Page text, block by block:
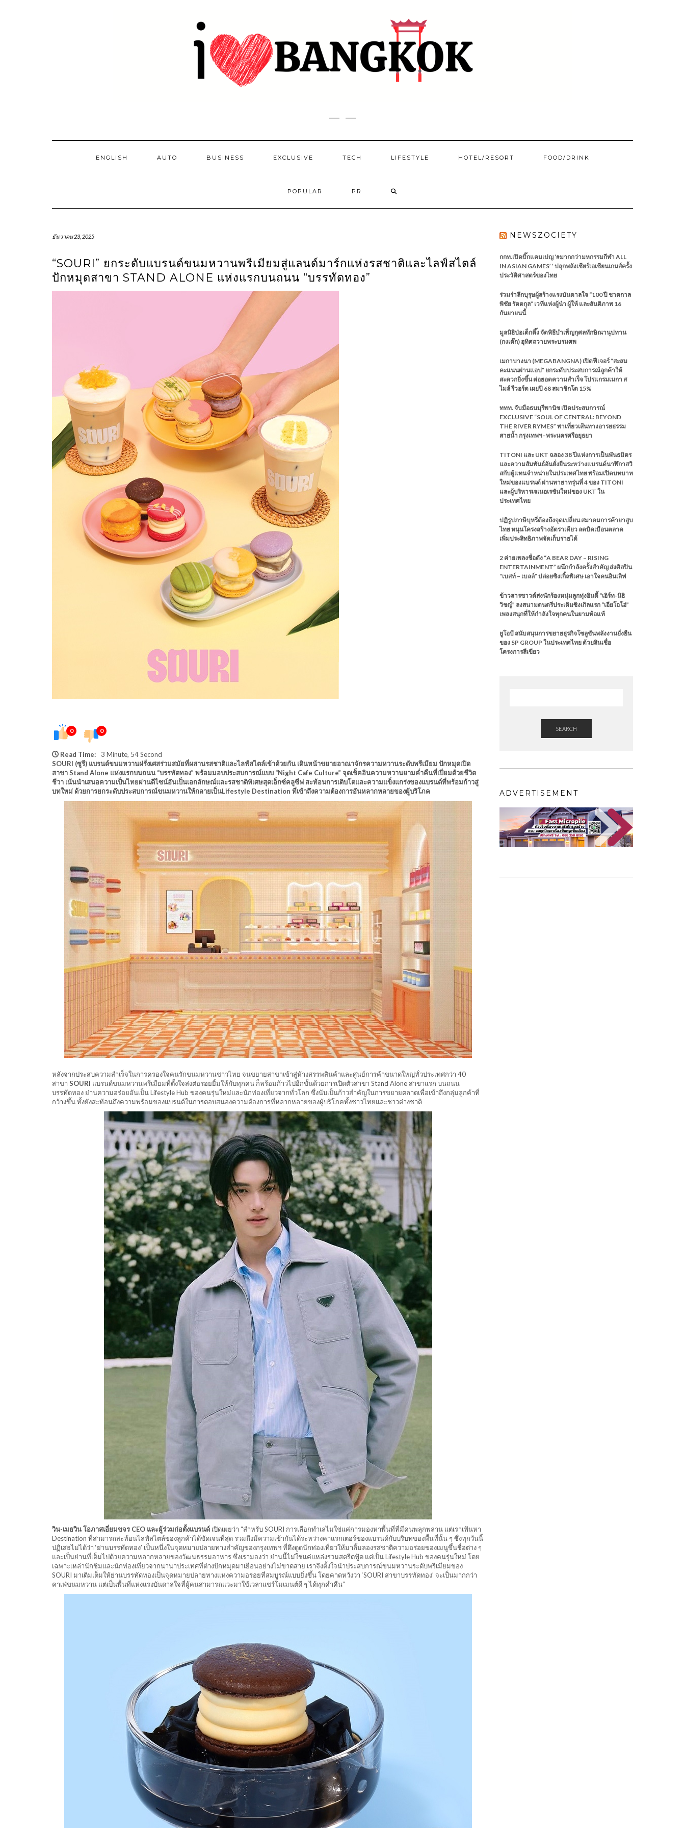
ENGLISH AUTO BUSINESS EXCLUSIVE TECH LIFESTYLE HOTEL/​RESORT FOOD/DRINK
POPULAR PR
ธันวาคม 23, 2025
“SOURI” ยกระดับแบรนด์ขนมหวานพรีเมียมสู่แลนด์มาร์กแห่งรสชาติและไลฟ์สไตล์
ปักหมุดสาขา STAND ALONE แห่งแรกบนถนน “บรรทัดทอง”
0 0
Read Time:
3 Minute, 54 Second
SOURI (ซูรี) แบรนด์ขนมหวานฝรั่งเศสร่วมสมัยที่ผสานรสชาติและไลฟ์สไตล์เข้าด้วยกัน เดินหน้าขยายอาณาจักรความหวานระดับพรีเมียม ปักหมุดเปิด
สาขา Stand Alone แห่งแรกบนถนน “บรรทัดทอง” พร้อมมอบประสบการณ์แบบ “Night Cafe Culture” จุดเช็คอินความหวานยามค่ำคืนที่เปี่ยมด้วยชีวิต
ชีวา เน้นนำเสนอความเป็นไทยผ่านดีไซน์อันเป็นเอกลักษณ์และรสชาติพิเศษสุดเอ็กซ์คลูซีฟ สะท้อนการเติบโตและความแข็งแกร่งของแบรนด์ที่พร้อมก้าวสู่
บทใหม่ ด้วยการยกระดับประสบการณ์ขนมหวานให้กลายเป็นLifestyle Destination ที่เข้าถึงความต้องการอันหลากหลายของผู้บริโภค
หลังจากประสบความสำเร็จในการครองใจคนรักขนมหวานชาวไทย จนขยายสาขาเข้าสู่ห้างสรรพสินค้าและศูนย์การค้าขนาดใหญ่ทั่วประเทศกว่า 40
สาขา SOURI แบรนด์ขนมหวานพรีเมียมที่ตั้งใจส่งต่อรอยยิ้มให้กับทุกคน ก็พร้อมก้าวไปอีกขั้นด้วยการเปิดตัวสาขา Stand Alone สาขาแรก บนถนน
บรรทัดทอง ย่านความอร่อยอันเป็น Lifestyle Hub ของคนรุ่นใหม่และนักท่องเที่ยวจากทั่วโลก ซึ่งนับเป็นก้าวสำคัญในการขยายตลาดเพื่อเข้าถึงกลุ่มลูกค้าที่
กว้างขึ้น ทั้งยังสะท้อนถึงความพร้อมของแบรนด์ในการตอบสนองความต้องการที่หลากหลายของผู้บริโภคทั้งชาวไทยและชาวต่างชาติ
วิน-เมธวิน โอภาสเอี่ยมขจร CEO และผู้ร่วมก่อตั้งแบรนด์ เปิดเผยว่า “สำหรับ SOURI การเลือกทำเลไม่ใช่แค่การมองหาพื้นที่ที่มีคนพลุกพล่าน แต่เราเฟ้นหา
Destination ที่สามารถสะท้อนไลฟ์สไตล์ของลูกค้าได้ชัดเจนที่สุด รวมถึงมีความเข้ากันได้ระหว่างคาแรกเตอร์ของแบรนด์กับบริบทของพื้นที่นั้น ๆ ซึ่งทุกวันนี้
ปฏิเสธไม่ได้ว่า ‘ย่านบรรทัดทอง’ เป็นหนึ่งในจุดหมายปลายทางสำคัญของกรุงเทพฯ ที่ดึงดูดนักท่องเที่ยวให้มาลิ้มลองรสชาติความอร่อยของเมนูขึ้นชื่อต่าง ๆ
และเป็นย่านที่เต็มไปด้วยความหลากหลายของวัฒนธรรมอาหาร ซึ่งเรามองว่า ย่านนี้ไม่ใช่แค่แหล่งรวมสตรีตฟู้ด แต่เป็น Lifestyle Hub ของคนรุ่นใหม่ โดย
เฉพาะเหล่านักชิมและนักท่องเที่ยวจากนานาประเทศที่ต่างปักหมุดมาเยือนอย่างไม่ขาดสาย เราจึงตั้งใจนำประสบการณ์ขนมหวานระดับพรีเมียมของ
SOURI มาเติมเต็มให้ย่านบรรทัดทองเป็นจุดหมายปลายทางแห่งความอร่อยที่สมบูรณ์แบบยิ่งขึ้น โดยคาดหวังว่า ‘SOURI สาขาบรรทัดทอง’ จะเป็นมากกว่า
คาเฟ่ขนมหวาน แต่เป็นพื้นที่แห่งแรงบันดาลใจที่ผู้คนสามารถแวะมาใช้เวลาแชร์โมเมนต์ดี ๆ ได้ทุกค่ำคืน”
NEWSZOCIETY
กกท.เปิดบิ๊กแคมเปญ ‘#มากกว่ามหกรรมกีฬา ALL
IN ASIAN GAMES’ ’ ปลุกพลังเชียร์เอเชียนเกมส์ครั้ง
ประวัติศาสตร์ของไทย
ร่วมรำลึกบุรุษผู้สร้างแรงบันดาลใจ “100 ปี ชาตกาล
พิชัย รัตตกุล” เวทีแห่งผู้นำ ผู้ให้ และสันติภาพ 16
กันยายนนี้
มูลนิธิป่อเต็กตึ๊ง จัดพิธีบำเพ็ญกุศลทักษิณานุปทาน
(กงเต๊ก) อุทิศถวายพระบรมศพ
เมกาบางนา (MEGABANGNA) เปิดฟีเจอร์ “สะสม
คะแนนผ่านแอป” ยกระดับประสบการณ์ลูกค้าให้
สะดวกยิ่งขึ้น ต่อยอดความสำเร็จ โปรแกรมเมกา ส
ไมล์ รีวอร์ด เผยปี 68 สมาชิกโต 15%
ททท. จับมือธนบุรีพานิช เปิดประสบการณ์
EXCLUSIVE “SOUL OF CENTRAL: BEYOND
THE RIVER RYMES” พาเที่ยวเส้นทางอารยธรรม
สายน้ำ กรุงเทพฯ–พระนครศรีอยุธยา
TITONI และ UKT ฉลอง 38 ปีแห่งการเป็นพันธมิตร
และความสัมพันธ์อันยั่งยืนระหว่างแบรนด์นาฬิกาสวิ
สกับผู้แทนจำหน่ายในประเทศไทย พร้อมเปิดบทบาท
ใหม่ของแบรนด์ ผ่านทายาทรุ่นที่ 4 ของ TITONI
และผู้บริหารเจเนอเรชันใหม่ของ UKT ใน
ประเทศไทย
ปฏิรูปภาษีบุหรี่ต้องถึงจุดเปลี่ยน สมาคมการค้ายาสูบ
ไทย หนุนโครงสร้างอัตราเดียว ลดบิดเบือนตลาด
เพิ่มประสิทธิภาพจัดเก็บรายได้
2 ค่ายเพลงชื่อดัง “A BEAR DAY – RISING
ENTERTAINMENT” ผนึกกำลังครั้งสำคัญ ส่งศิลปิน
“เบสท์ – เบลล์” ปล่อยซิงเกิ้ลพิเศษ เอาใจคนอินเลิฟ
ข้าวสารซาวด์ส่งนักร้องหนุ่มลูกทุ่งอินดี้ “เอิร์ท-นิธิ
วิชญ์” ลงสนามดนตรีประเดิมซิงเกิลแรก “เอียโอโฮ่”
เพลงสนุกที่ให้กำลังใจทุกคนในยามท้อแท้
ยูโอบี สนับสนุนการขยายธุรกิจโซลูชันพลังงานยั่งยืน
ของ SP GROUP ในประเทศไทย ด้วยสินเชื่อ
โครงการสีเขียว
SEARCH
ADVERTISEMENT